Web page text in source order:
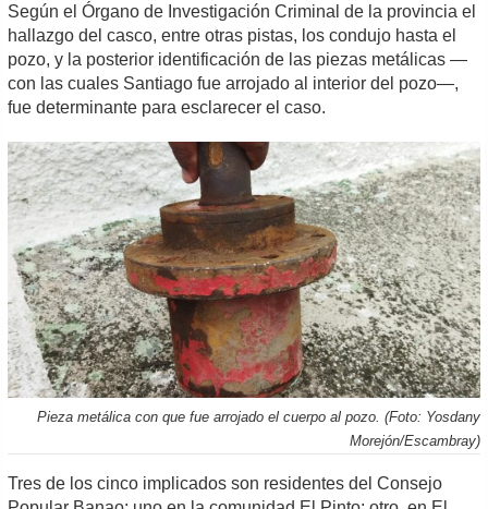
Según el Órgano de Investigación Criminal de la provincia el
hallazgo del casco, entre otras pistas, los condujo hasta el
pozo, y la posterior identificación de las piezas metálicas —
con las cuales Santiago fue arrojado al interior del pozo—,
fue determinante para esclarecer el caso.
Pieza metálica con que fue arrojado el cuerpo al pozo. (Foto: Yosdany
Morejón/Escambray)
Tres de los cinco implicados son residentes del Consejo